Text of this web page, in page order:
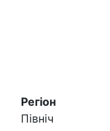
Регіон
Північ